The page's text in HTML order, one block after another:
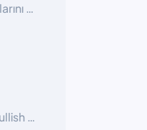
Piyasa Dönüm Noktalarını Belirlemek İçin Profesyonel Analiz Kılavuzu
Boğa Yönlü Dönüş (Bullish Reversal)